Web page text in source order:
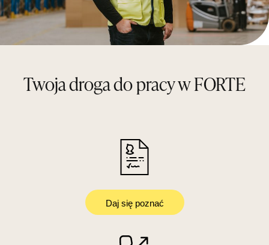
Twoja droga do pracy w FORTE
Daj się poznać